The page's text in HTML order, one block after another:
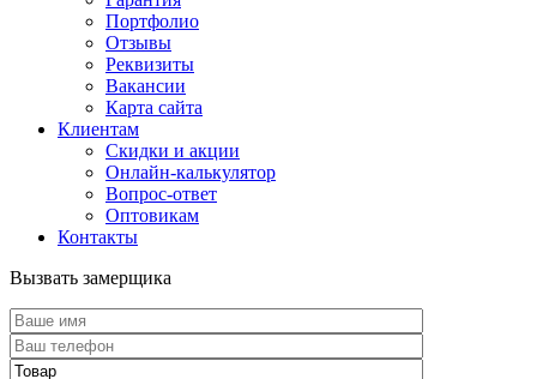
Портфолио
Отзывы
Реквизиты
Вакансии
Карта сайта
Клиентам
Скидки и акции
Онлайн-калькулятор
Вопрос-ответ
Оптовикам
Контакты
Вызвать замерщика